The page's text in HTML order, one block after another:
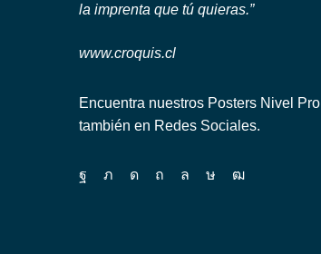
la imprenta que tú quieras.”
www.croquis.cl
Encuentra nuestros Posters Nivel Pro
también en Redes Sociales.
Facebook